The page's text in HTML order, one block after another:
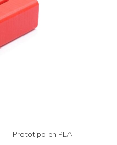
Prototipo en PLA